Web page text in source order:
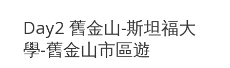
Day2 舊金山-斯坦福大
學-舊金山市區遊